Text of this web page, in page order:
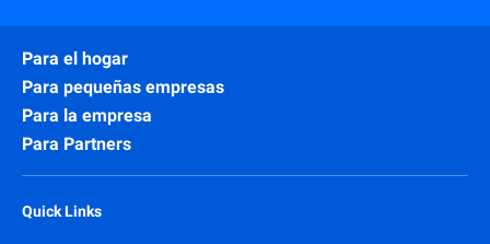
Para el hogar
Para pequeñas empresas
Para la empresa
Para Partners
Quick Links